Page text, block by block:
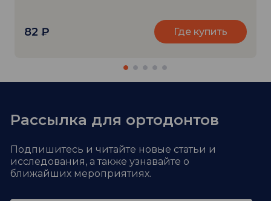
82 ₽ Где купить
Рассылка для ортодонтов
Подпишитесь и читайте новые статьи и
исследования, а также узнавайте о
ближайших мероприятиях.